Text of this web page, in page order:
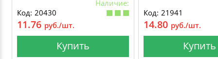
Наличие:
Код: 20430
11.76 руб./шт.
Купить
Код: 21941
14.80 руб./шт.
Купить